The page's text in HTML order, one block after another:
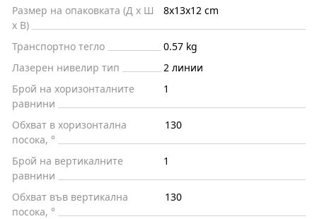
Размер на опаковката (Д x Ш
x В)
8x13x12 cm
Транспортно тегло
0.57 kg
Лазерен нивелир тип
2 линии
Брой на хоризонталните
равнини
1
Обхват в хоризонтална
посока, °
130
Брой на вертикалните
равнини
1
Обхват във вертикална
посока, °
130